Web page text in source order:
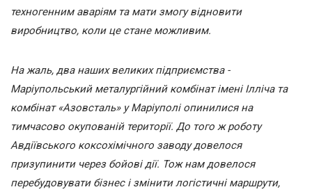
техногенним аваріям та мати змогу відновити
виробництво, коли це стане можливим.
На жаль, два наших великих підприємства -
Маріупольський металургійний комбінат імені Ілліча та
комбінат «Азовсталь» у Маріуполі опинилися на
тимчасово окупованій території. До того ж роботу
Авдіївського коксохімічного заводу довелося
призупинити через бойові дії. Тож нам довелося
перебудовувати бізнес і змінити логістичні маршрути,